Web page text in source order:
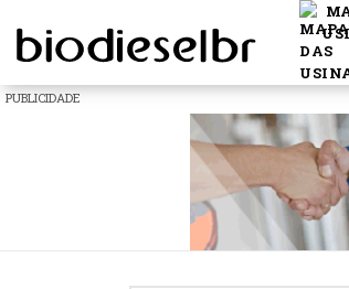
PUBLICIDADE